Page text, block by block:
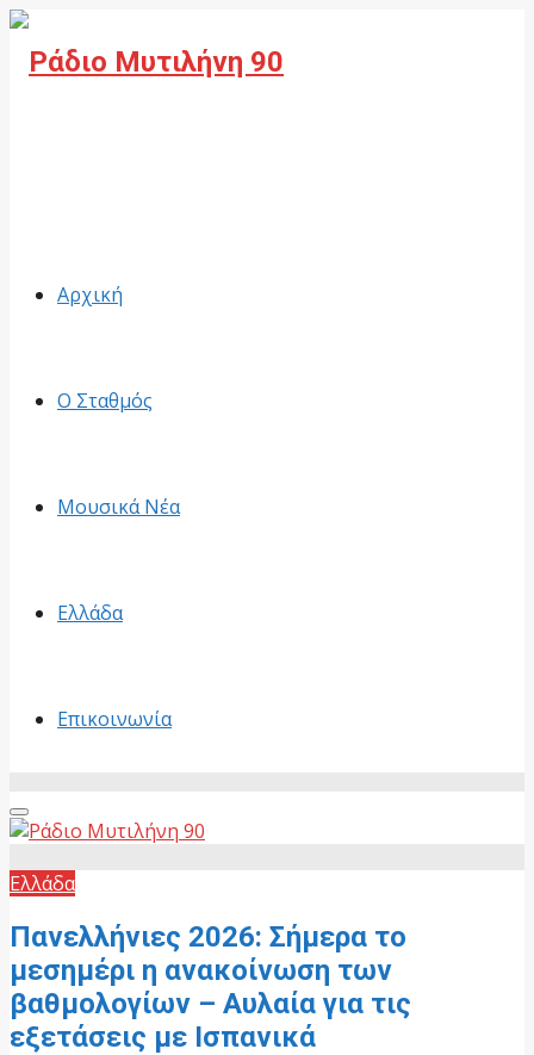
Αρχική
Ο Σταθμός
Μουσικά Νέα
Ελλάδα
Επικοινωνία
Primary
Menu
Ελλάδα
Πανελλήνιες 2026: Σήμερα το
μεσημέρι η ανακοίνωση των
βαθμολογίων – Αυλαία για τις
εξετάσεις με Ισπανικά